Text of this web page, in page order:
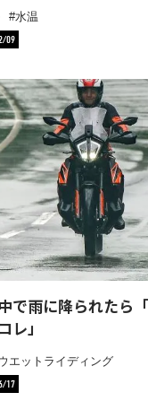
水温
09
で雨に降られたら
レ」
エットライディング
17